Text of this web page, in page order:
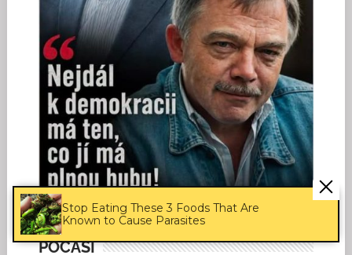
Stop Eating These 3 Foods That Are
Known to Cause Parasites
POČASÍ